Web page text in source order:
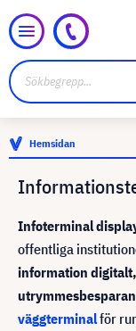
Hemsidan
Infoterminal
offentliga
information
väggterminalför